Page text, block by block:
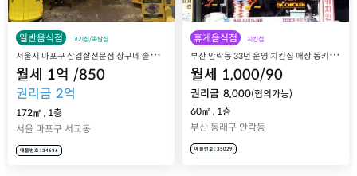
일반음식점 고기집/족발집
서
울시 마포구 삼겹살전문점 상구네 솥뚜껑 삼겹살 매장 매매 양도
월세 1억 /850
권리금 2억
172㎡ , 1층
서울 마포구 서교동
매물번호 : 34686
휴게음식점 치킨점
부
산 안락동 33년 운영 치킨집 매장 동키치킨 안락점 매매 양도
월세 1,000/90
권리금 8,000(협의가능)
60㎡ , 1층
부산 동래구 안락동
매물번호 : 35029